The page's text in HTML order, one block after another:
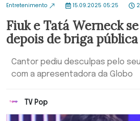
Entretenimento 15.09.2025 05:25
Fiuk e Tatá Werneck
depois de briga pública
Cantor pediu desculpas pelo
com a apresentadora da Globo
TV Pop